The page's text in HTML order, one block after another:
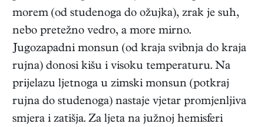
morem (od studenoga do ožujka), zrak je suh,
nebo pretežno vedro, a more mirno.
Jugozapadni monsun (od kraja svibnja do kraja
rujna) donosi kišu i visoku temperaturu. Na
prijelazu ljetnoga u zimski monsun (potkraj
rujna do studenoga) nastaje vjetar promjenljiva
smjera i zatišja. Za ljeta na južnoj hemisferi